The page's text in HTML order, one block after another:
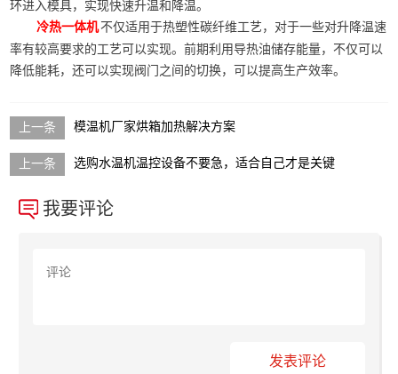
环进入模具，实现快速升温和降温。
冷热一体机不仅适用于热塑性碳纤维工艺，对于一些对升降温速
率有较高要求的工艺可以实现。前期利用导热油储存能量，不仅可以
降低能耗，还可以实现阀门之间的切换，可以提高生产效率。
模温机厂家烘箱加热解决方案
选购水温机温控设备不要急，适合自己才是关键
我要评论
发表评论